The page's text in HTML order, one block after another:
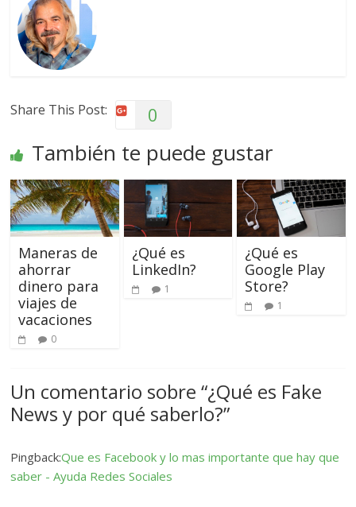
Share This Post: 0
También te puede gustar
Maneras de
ahorrar
dinero para
viajes de
vacaciones
0
¿Qué es
LinkedIn?
1
¿Qué es
Google Play
Store?
1
Un comentario sobre “¿Qué es Fake
News y por qué saberlo?”
Pingback:Que es Facebook y lo mas importante que hay que
saber - Ayuda Redes Sociales